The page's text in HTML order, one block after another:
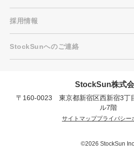
プロに無料相談をする
会社概
ドする
ンティアグラン西新宿地下1階B102号室
採用情報
StockSunへのご連絡
StockSun株式
〒160-0023 東京都新宿区西新宿3丁
ル7階
サイトマッププライバシー
©2026 StockSun